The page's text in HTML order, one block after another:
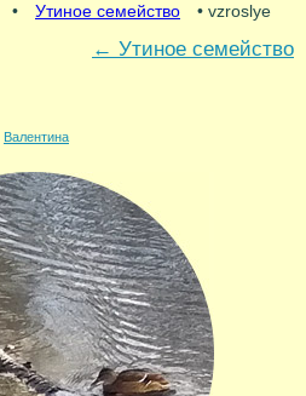
• Утиное семейство • vzroslye
← Утиное семейство
Валентина